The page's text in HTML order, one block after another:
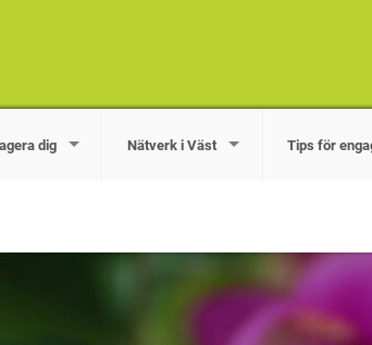
dig Nätverk i Väst Tips för